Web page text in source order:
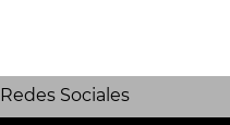
Redes Sociales